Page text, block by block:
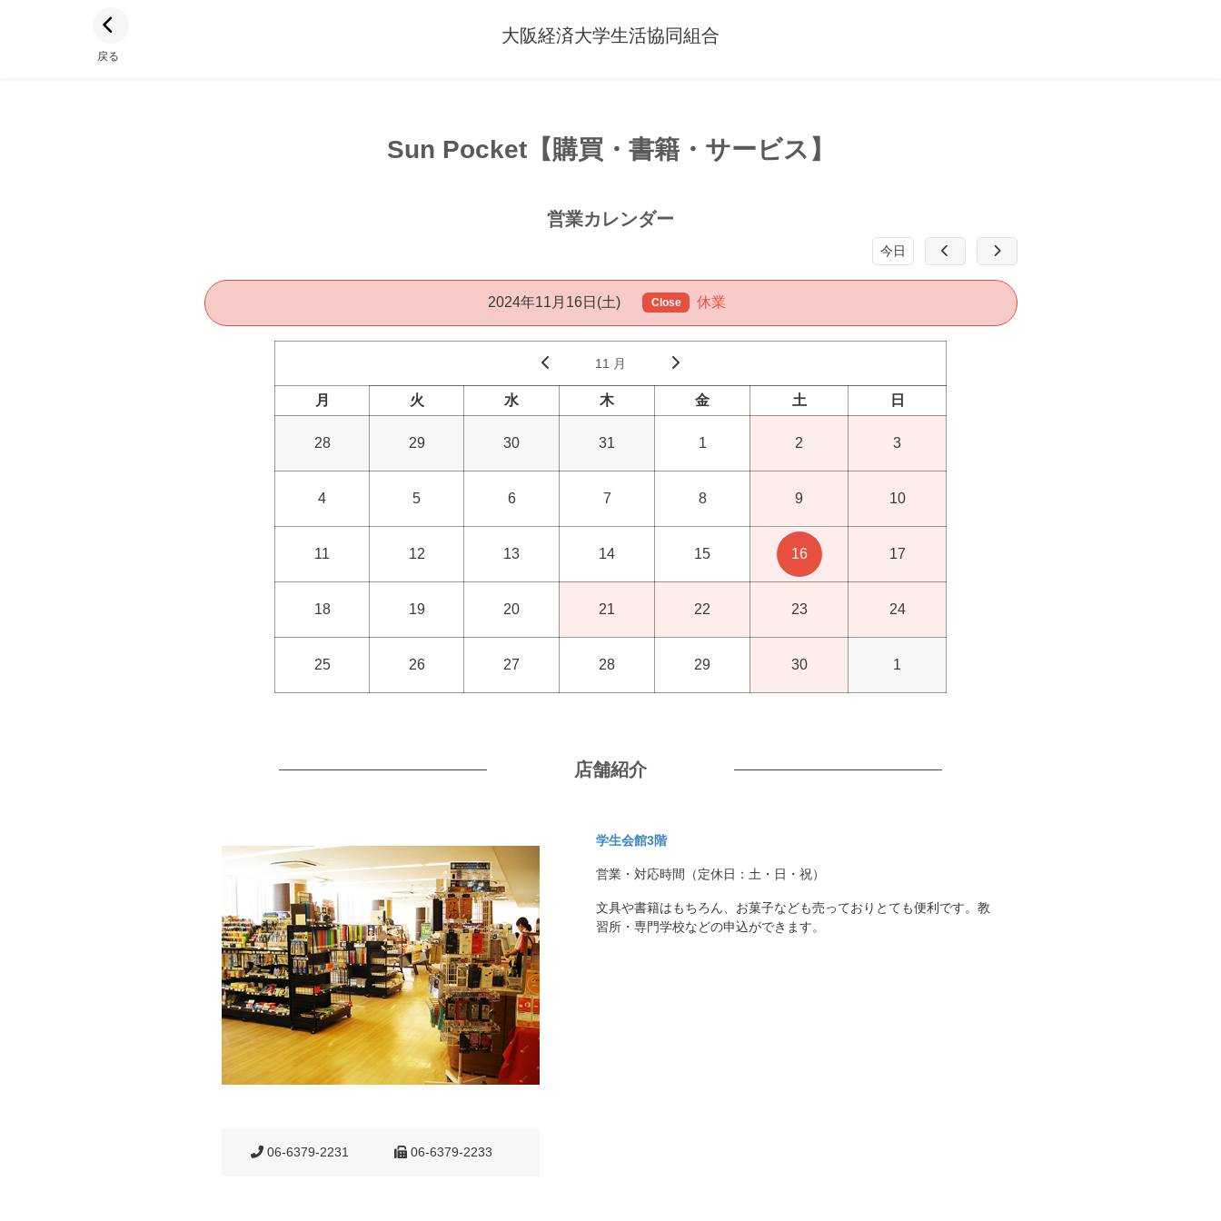
戻る
大阪経済大学生活協同組合
Sun Pocket【購買・書籍・サービス】
営業カレンダー
今日
2024年11月16日(土) Close 休業
11 月
月 火 水 木 金 土 日
28 29 30 31 1 2 3
4 5 6 7 8 9 10
11 12 13 14 15 16 17
18 19 20 21 22 23 24
25 26 27 28 29 30 1
店舗紹介
06-6379-2231 06-6379-2233
学生会館3階
営業・対応時間（定休日：土・日・祝）
文具や書籍はもちろん、お菓子なども売っておりとても便利です。教
習所・専門学校などの申込ができます。